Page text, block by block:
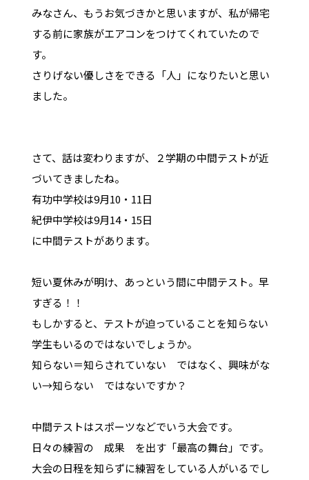
みなさん、もうお気づきかと思いますが、私が帰宅
する前に家族がエアコンをつけてくれていたので
す。
さりげない優しさをできる「人」になりたいと思い
ました。
さて、話は変わりますが、２学期の中間テストが近
づいてきましたね。
有功中学校は9月10・11日
紀伊中学校は9月14・15日
に中間テストがあります。
短い夏休みが明け、あっという間に中間テスト。早
すぎる！！
もしかすると、テストが迫っていることを知らない
学生もいるのではないでしょうか。
知らない＝知らされていない ではなく、興味がな
い→知らない ではないですか？
中間テストはスポーツなどでいう大会です。
日々の練習の 成果 を出す「最高の舞台」です。
大会の日程を知らずに練習をしている人がいるでし